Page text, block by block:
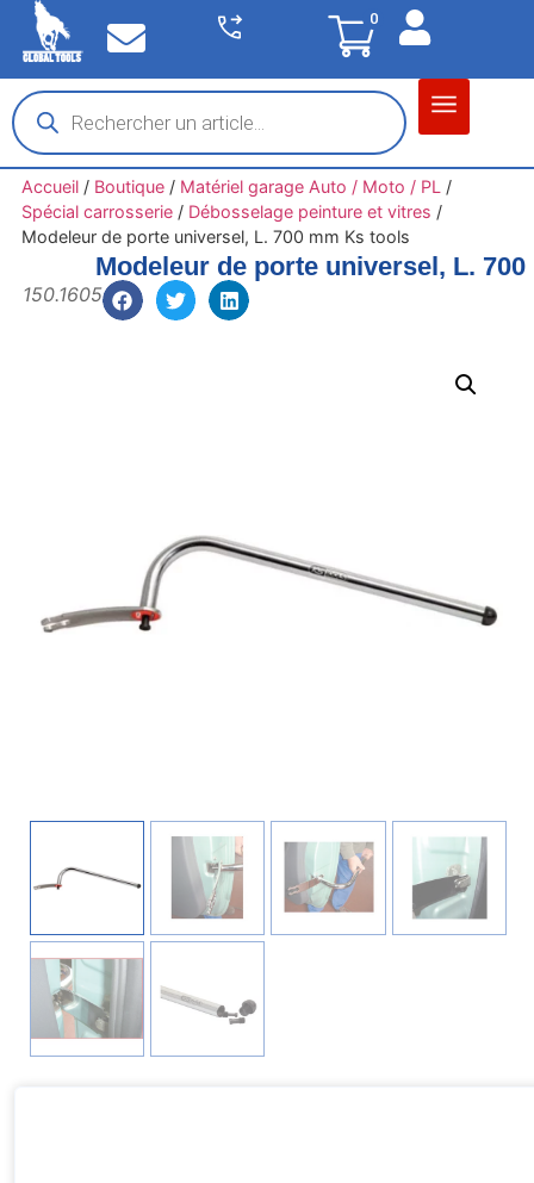
0
Accueil/ Boutique/ Matériel garage Auto / Moto / PL /
Spécial carrosserie/ Débosselage peinture et vitres /
Modeleur de porte universel, L. 700 mm Ks tools
Modeleur de porte universel, L.
150.1605